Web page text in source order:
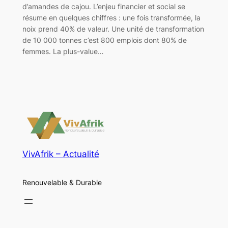
d’amandes de cajou. L’enjeu financier et social se
résume en quelques chiffres : une fois transformée, la
noix prend 40% de valeur. Une unité de transformation
de 10 000 tonnes c’est 800 emplois dont 80% de
femmes. La plus-value…
VivAfrik – Actualité
Renouvelable & Durable